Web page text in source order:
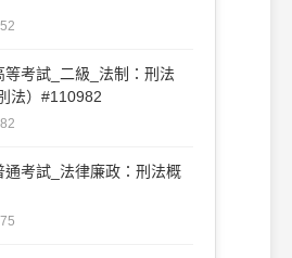
等考試_二級_法制：刑法
法）#110982
考試_法律廉政：刑法概